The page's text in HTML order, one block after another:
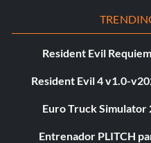
Resident Evil
Resident Evil 4 v1.0-
Euro Truck Simulator
Entrenador PLITCH